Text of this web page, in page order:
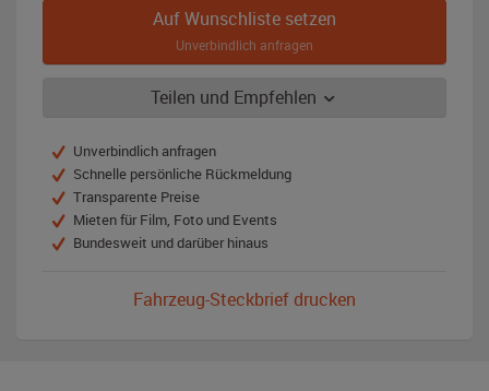
Auf Wunschliste setzen
Unverbindlich anfragen
Teilen und Empfehlen
Unverbindlich anfragen
Schnelle persönliche Rückmeldung
Transparente Preise
Mieten für Film, Foto und Events
Bundesweit und darüber hinaus
Fahrzeug-Steckbrief drucken